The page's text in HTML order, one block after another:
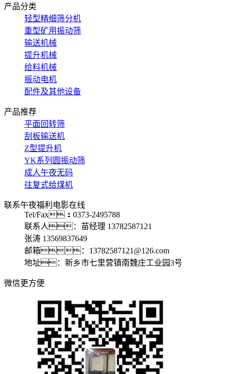
产品分类
轻型精细筛分机
重型矿用振动筛
输送机械
提升机械
给料机械
振动电机
配件及其他设备
产品推荐
平面回转筛
刮板输送机
Z型提升机
YK系列圆振动筛
成人午夜无码
往复式给煤机
联系午夜福利电影在线
Tel/Fax：0373-2495788
联系人：苗经理 13782587121
张涛 13569837649
邮箱：13782587121@126.com
地址：新乡市七里营镇南魏庄工业园3号
微信更方便